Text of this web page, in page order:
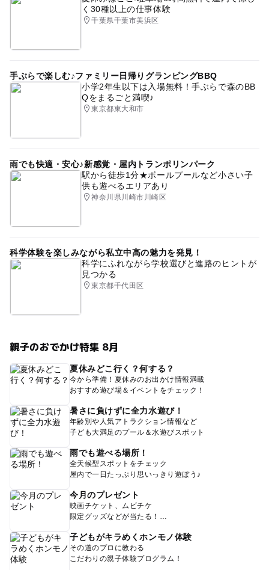
く30種以上の仕事体験
千葉県千葉市美浜区
手ぶらで楽しむ♪ファミリー日帰りグランピングBBQ
小学2年生以下は入場無料！手ぶらで森のBB
Qをまるごと満喫♪
東京都東大和市
雨でも快適・安心♪新感覚・屋内トランポリンパーク
駅から徒歩1分★ボールプールなど小さい子
供も遊べるエリアあり
神奈川県川崎市川崎区
科学体験を楽しみながら私立中高の魅力を発見！
科学にふれながら学校選びと進路のヒントが
見つかる
東京都千代田区
親子のおでかけ特集 8月
夏休みどこ行く？何する？
今から準備！夏休みのお出かけ情報満載
おすすめ遊び場＆イベントをチェック！
暑さに負けずに全力水遊び！
年齢別や人気アトラクション情報など
子ども大満足のプール＆水遊びスポット
雨でも遊べる場所！
全天候型スポットをチェック
屋内で一日たっぷり思いっきり遊ぼう♪
今月のプレゼント
映画チケット、ムビチケ
限定グッズなどが当たる！
子どもがキラめくホンモノ体験
その道のプロに教わる
こだわりの親子体験プログラム！